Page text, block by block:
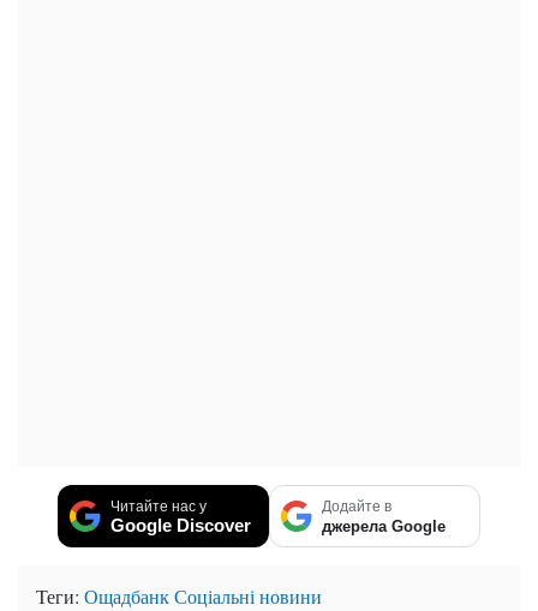
Читайте нас у
Google Discover
Додайте в
джерела Google
Теги: ОщадбанкСоціальні новини